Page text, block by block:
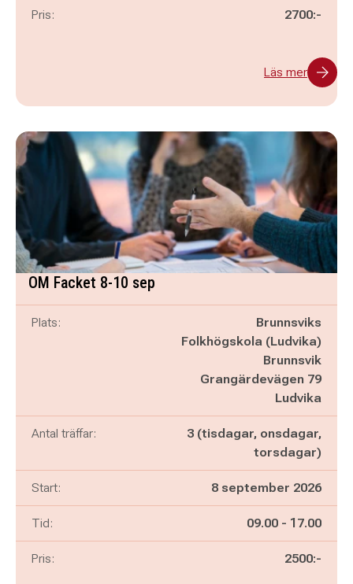
Pris: 2700:-
Läs mer
OM Facket 8-10 sep
Plats:
Brunnsviks
Folkhögskola (Ludvika)
Brunnsvik
Grangärdevägen 79
Ludvika
Antal träffar:
3 (tisdagar, onsdagar,
torsdagar)
Start: 8 september 2026
Tid: Pågår mellan
09.00 - och
17.00
Pris: 2500:-